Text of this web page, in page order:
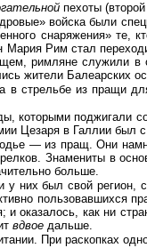
пехоты
войска были
снаряжения» те,
Рим стал
римляне служили в
жители Балеарских
в стрельбе из пращи
которыми
Цезаря в Галлии был
— из пращ. Они
Знамениты в
больше.
у них был свой
оказалось, как ни
вдвое дальше.
При раскопках